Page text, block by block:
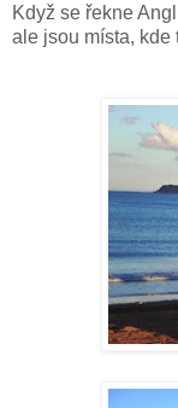
Když se řekne
ale jsou místa, kde